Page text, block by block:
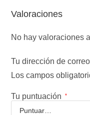
Valoraciones
No hay valoraciones
Tu dirección de
Los campos
Tu puntuación *